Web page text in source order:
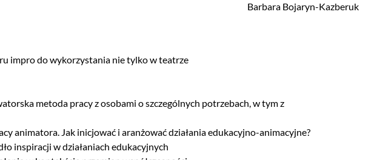
Barbara Bojaryn-Kazberuk
impro do wykorzystania nie tylko w teatrze
metoda pracy z osobami o szczególnych potrzebach, w tym z
animatora. Jak inicjować i aranżować działania edukacyjno-animacyjne?
inspiracji w działaniach edukacyjnych